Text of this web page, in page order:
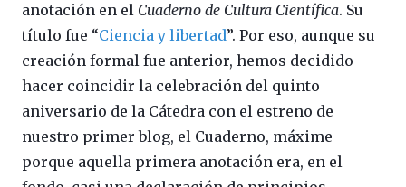
anotación en el Cuaderno de Cultura Científica. Su
título fue “Ciencia y libertad”. Por eso, aunque su
creación formal fue anterior, hemos decidido
hacer coincidir la celebración del quinto
aniversario de la Cátedra con el estreno de
nuestro primer blog, el Cuaderno, máxime
porque aquella primera anotación era, en el